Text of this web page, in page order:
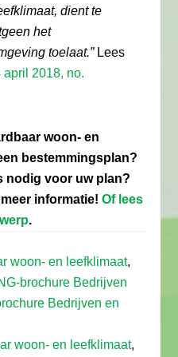
dient te
het
toelaat.” Lees
april 2018, no.
woon- en
bestemmingsplan?
nodig voor uw plan?
informatie!Of lees
.
woon- en leefklimaat,
brochure Bedrijven
Bedrijven en
woon- en leefklimaat,